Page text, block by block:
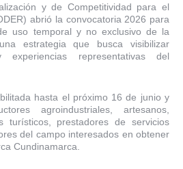
y de Competitividad para el
abrió la convocatoria 2026 para
uso temporal y no exclusivo de la
estrategia que busca visibilizar
experiencias representativas del
hasta el próximo 16 de junio y
agroindustriales, artesanos,
turísticos, prestadores de servicios
del campo interesados en obtener
Cundinamarca.